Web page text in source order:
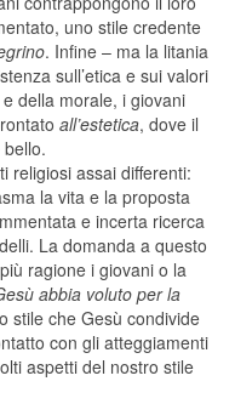
uno stile credente
. Infine – ma la litania
sull’etica e sui valori
della morale, i giovani
all’estetica, dove il
religiosi assai differenti:
la vita e la proposta
e incerta ricerca
La domanda a questo
ragione i giovani o la
abbia voluto per la
stile che Gesù condivide
con gli atteggiamenti
aspetti del nostro stile